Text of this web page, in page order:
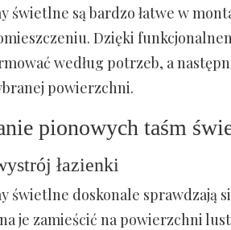
świetlne są bardzo łatwe w
Dzięki
według potrzeb, a
powierzchni.
pionowych taśm
łazienki
świetlne doskonale sprawdzają
je zamieścić na powierzchni